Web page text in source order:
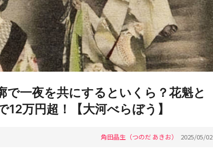
で一夜を共にするといくら？花魁と
12万円超！【大河べらぼう】
角田晶生（つのだ あきお） 2025/05/02